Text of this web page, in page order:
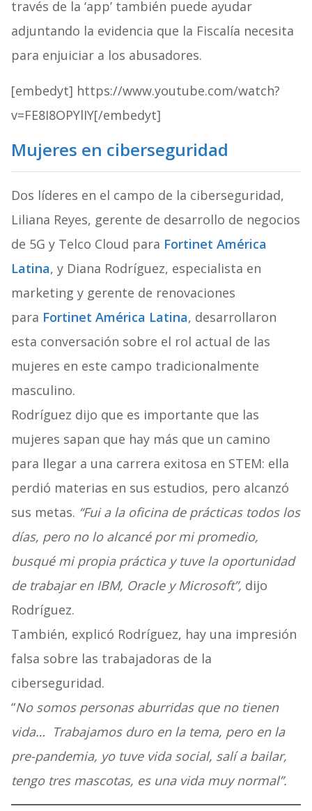
través de la ‘app’ también puede ayudar
adjuntando la evidencia que la Fiscalía necesita
para enjuiciar a los abusadores.
[embedyt] https://www.youtube.com/watch?
v=FE8I8OPYlIY[/embedyt]
Mujeres en ciberseguridad
Dos líderes en el campo de la ciberseguridad,
Liliana Reyes, gerente de desarrollo de negocios
de 5G y Telco Cloud para Fortinet América
Latina, y Diana Rodríguez, especialista en
marketing y gerente de renovaciones
para Fortinet América Latina, desarrollaron
esta conversación sobre el rol actual de las
mujeres en este campo tradicionalmente
masculino.
Rodríguez dijo que es importante que las
mujeres sapan que hay más que un camino
para llegar a una carrera exitosa en STEM: ella
perdió materias en sus estudios, pero alcanzó
sus metas. “Fui a la oficina de prácticas todos los
días, pero no lo alcancé por mi promedio,
busqué mi propia práctica y tuve la oportunidad
de trabajar en IBM, Oracle y Microsoft”, dijo
Rodríguez.
También, explicó Rodríguez, hay una impresión
falsa sobre las trabajadoras de la
ciberseguridad.
“No somos personas aburridas que no tienen
vida… Trabajamos duro en la tema, pero en la
pre-pandemia, yo tuve vida social, salí a bailar,
tengo tres mascotas, es una vida muy normal”.